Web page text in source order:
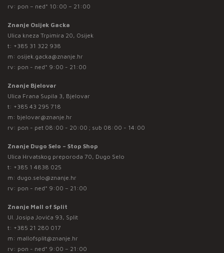
rv: pon – ned* 10:00 – 21:00
Znanje Osijek Gacka
Ulica kneza Trpimira 20, Osijek
t: +385 31 322 938
m: osijek.gacka@znanje.hr
rv: pon - ned* 9:00 - 21:00
Znanje Bjelovar
Ulica Frana Supila 3, Bjelovar
t: +385 43 295 718
m: bjelovar@znanje.hr
rv: pon - pet 08:00 - 20:00 ; sub 08:00 - 14:00
Znanje Dugo Selo – Stop Shop
Ulica Hrvatskog preporoda 70, Dugo Selo
t: +385 1 4838 025
m: dugo.selo@znanje.hr
rv: pon - ned* 9:00 – 21:00
Znanje Mall of Split
Ul. Josipa Jovića 93, Split
t: +385 21 280 017
m: mallofsplit@znanje.hr
rv: pon - ned* 9:00 – 21:00